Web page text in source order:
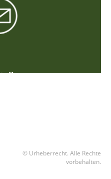
© Urheberrecht. Alle Rechte
vorbehalten.